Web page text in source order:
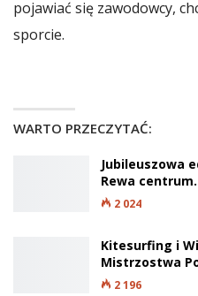
pojawiać się zawodowcy,
sporcie.
WARTO PRZECZYTAĆ:
Jubileuszowa
Rewa
2 024
Kitesurfing i
Mistrzostwa
2 196